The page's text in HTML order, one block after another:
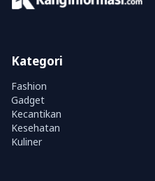
Kategori
Fashion
Gadget
Kecantikan
Kesehatan
Kuliner